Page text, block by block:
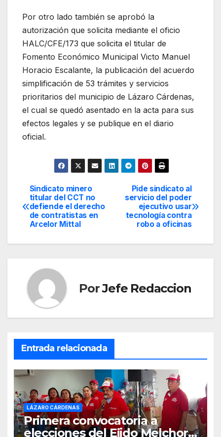
Por otro lado también se aprobó la
autorización que solicita mediante el oficio
HALC/CFE/173 que solicita el titular de
Fomento Económico Municipal Victo Manuel
Horacio Escalante, la publicación del acuerdo
simplificación de 53 trámites y servicios
prioritarios del municipio de Lázaro Cárdenas,
el cual se quedó asentado en la acta para sus
efectos legales y se publique en el diario
oficial.
Navegación
de
Pide sindicato al
servicio del poder
ejecutivo usar
tecnología contra
robo a oficinas
Sindicato minero
titular del CCT no
defiende el derecho
de contratistas en
Arcelor Mittal
PorJefe Redaccion
Entrada relacionada
LÁZARO CÁRDENAS
Primera convocatoria a
elecciones del Ejido Melchor